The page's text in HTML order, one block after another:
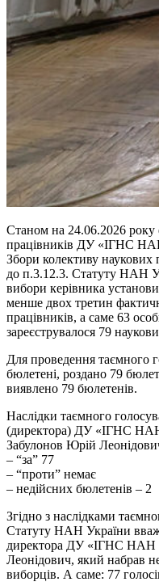
Станом на 24.06.2026 року
працівників ДУ «ІГНС
Збори колективу наукових
до п.3.12.3. Статуту НАН
вибори керівника
менше двох третин
працівників, а саме 63
зареєструвалося 79
Для проведення таємного
бюлетені, роздано 79
виявлено 79 бюлетенів.
Наслідки таємного
(директора) ДУ «ІГНС
Забулонов Юрій
– “за” 77
– “проти” немає
– недійсних бюлетенів – 2
Згідно з наслідками
Статуту НАН України
директора ДУ «ІГНС НАН
Леонідович, який набрав
виборців. А саме: 77